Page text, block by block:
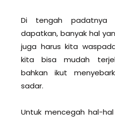
Di tengah padatnya
dapatkan, banyak hal
juga harus kita
kita bisa mudah
bahkan ikut
sadar.
Untuk mencegah hal-